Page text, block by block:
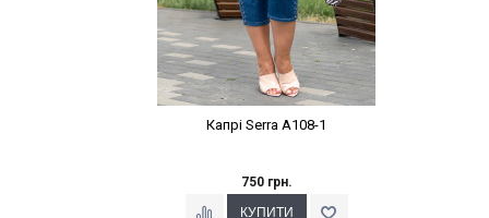
Капрі Serra A108-1
750 грн.